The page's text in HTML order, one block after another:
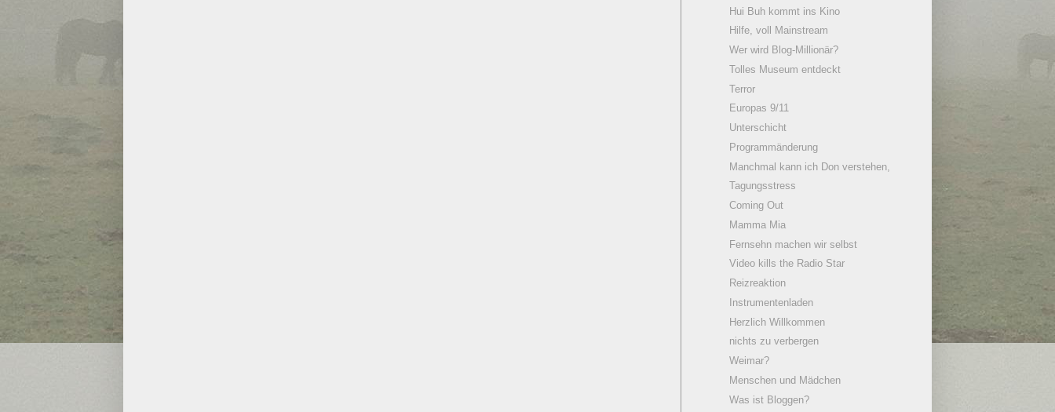
Hui Buh kommt ins Kino
Hilfe, voll Mainstream
Wer wird Blog-Millionär?
Tolles Museum entdeckt
Terror
Europas 9/11
Unterschicht
Programmänderung
Manchmal kann ich Don verstehen,
Tagungsstress
Coming Out
Mamma Mia
Fernsehn machen wir selbst
Video kills the Radio Star
Reizreaktion
Instrumentenladen
Herzlich Willkommen
nichts zu verbergen
Weimar?
Menschen und Mädchen
Was ist Bloggen?